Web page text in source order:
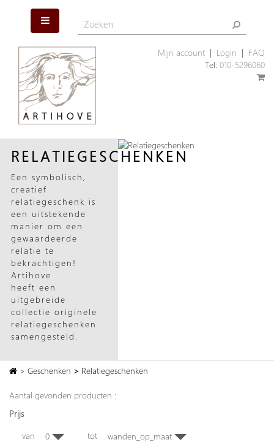
Mijn account| Login
FAQ
Tel: 010-5296060
RELATIEGESCHENKEN
Een symbolisch,
creatief
relatiegeschenk is
een uitstekende
manier om een
gewaardeerde
relatie te
bekrachtigen!
Artihove
heeft een
uitgebreide
collectie originele
relatiegeschenken
samengesteld.
> Geschenken > Relatiegeschenken
Aantal gevonden producten :
Prijs
van 0 tot wanden_op_maat